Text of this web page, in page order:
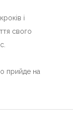
і
свого
прийде на